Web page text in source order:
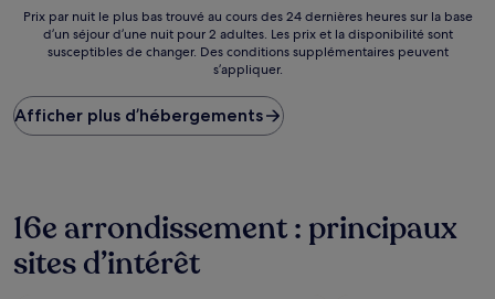
169 €
Prix
plus
bas
trouvé
24 dernières
heures
sur
la
Prix par nuit le plus bas trouvé au cours des 24 dernières heures sur la base
d’un séjour d’une nuit pour 2 adultes. Les prix et la disponibilité sont
susceptibles de changer. Des conditions supplémentaires peuvent
s’appliquer.
Afficher plus d’hébergements
16e arrondissement : principaux
sites d’intérêt